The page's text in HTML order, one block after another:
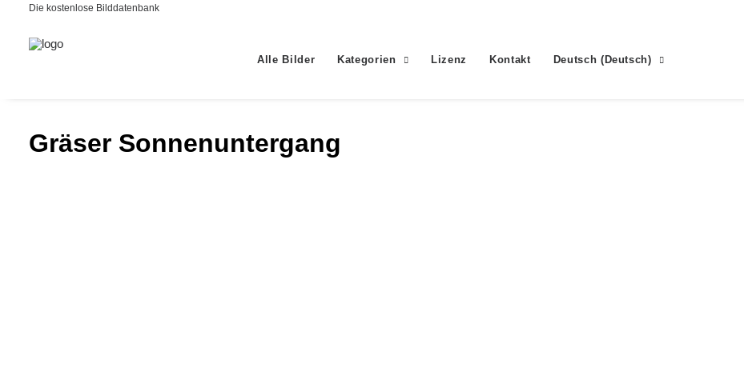
Die kostenlose Bilddatenbank
Alle Bilder Kategorien Lizenz Kontakt Deutsch (Deutsch)
Gräser Sonnenuntergang